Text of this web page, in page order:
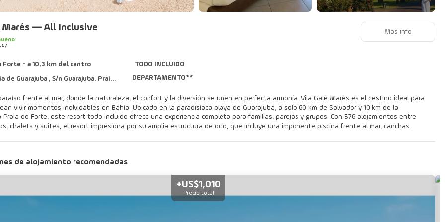
Marés — All Inclusive
Forte - a 10,3 km del centro TODO INCLUIDO
Guarajuba , S/n Guarajuba, Praia do Forte 42820-000 DEPARTAMENTO**
frente al mar, donde la naturaleza, el confort y la diversión se unen en perfecta armonía. Vila Galé Marés es el destino ideal para
vivir momentos inolvidables en Bahía. Ubicado en la paradisíaca playa de Guarajuba, a solo 60 km de Salvador y 10 km de la
do Forte, este resort todo incluido ofrece una experiencia completa para familias, parejas y grupos. Con 576 alojamientos entre
chalets y suites, el resort impresiona por su amplia estructura de ocio, que incluye una imponente piscina frente al mar, canchas
incluido, los huéspedes disfrutan de una sofisticada experiencia gastronómica en seis restaurantes y seis bares que ofrecen
de la cocina brasileña, bahiana y portuguesa, además de bebidas alcohólicas y no alcohólicas premium. Entre los destaques se
los cócteles preparados al momento, 15 etiquetas de cerveza y los reconocidos vinos portugueses Santa Vitória, disponibles sin
y acceso gratuito al circuito de aguas del spa. Además de ocio y confort, Vila Galé Marés también es perfecto para eventos
Más info
de alojamiento recomendadas
+US$1,010
Precio total